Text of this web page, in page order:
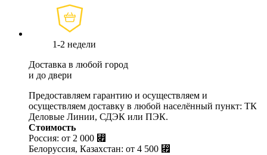
1-2 недели
Доставка в любой город
и до двери
Предоставляем гарантию и осуществляем и
осуществляем доставку в любой населённый пункт: ТК
Деловые Линии, СДЭК или ПЭК.
Стоимость
Россия: от 2 000 ⃏
Белоруссия, Казахстан: от 4 500 ⃏